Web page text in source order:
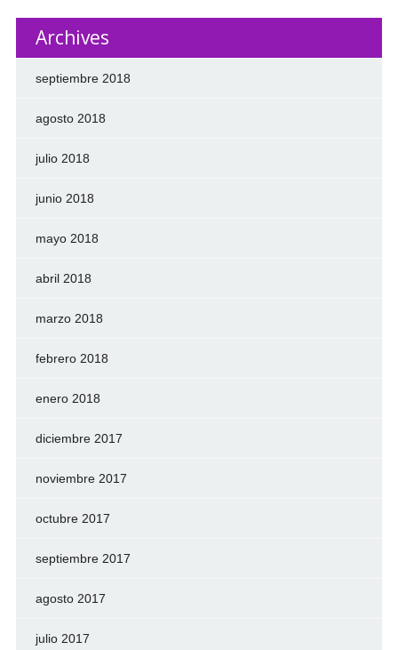
Archives
septiembre 2018
agosto 2018
julio 2018
junio 2018
mayo 2018
abril 2018
marzo 2018
febrero 2018
enero 2018
diciembre 2017
noviembre 2017
octubre 2017
septiembre 2017
agosto 2017
julio 2017